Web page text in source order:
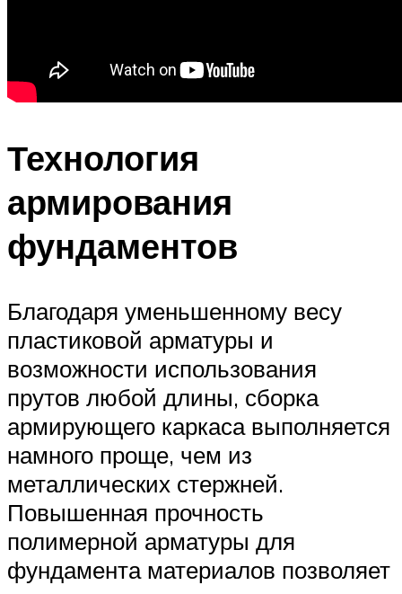
Технология
армирования
фундаментов
Благодаря уменьшенному весу
пластиковой арматуры и
возможности использования
прутов любой длины, сборка
армирующего каркаса выполняется
намного проще, чем из
металлических стержней.
Повышенная прочность
полимерной арматуры для
фундамента материалов позволяет